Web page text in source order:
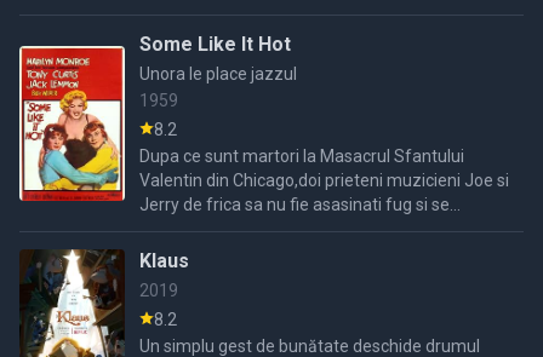
imaginari de al caror tropot e responsabil
scutierul lui ...
Some Like It Hot
Unora le place jazzul
1959
8.2
Dupa ce sunt martori la Masacrul Sfantului
Valentin din Chicago,doi prieteni muzicieni Joe si
Jerry de frica sa nu fie asasinati fug si se
deghizeaza in femei intr un bar alaturandu se
unei orchestre ...
Klaus
2019
8.2
Un simplu gest de bunătate deschide drumul